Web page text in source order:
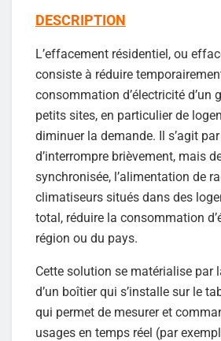
DESCRIPTION
L’effacement résidentiel, ou
consiste à réduire
consommation d’électricité d’un
petits sites, en particulier de
diminuer la demande. Il s’agit
d’interrompre brièvement, mais
synchronisée, l’alimentation de
climatiseurs situés dans des
total, réduire la consommation
région ou du pays.
Cette solution se matérialise par
d’un boîtier qui s’installe sur le
qui permet de mesurer et
usages en temps réel (par